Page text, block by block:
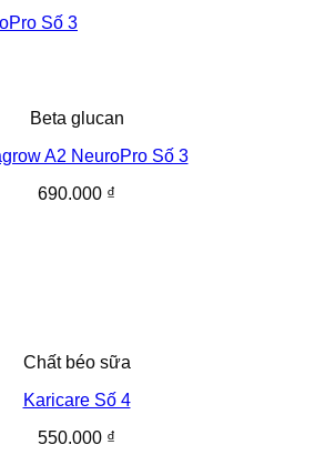
Beta glucan
A2 NeuroPro Số 3
690.000 ₫
Chất béo sữa
Karicare Số 4
550.000 ₫